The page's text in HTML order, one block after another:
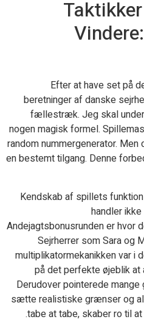
Efter at have set på
beretninger af danske
fællestræk. Jeg skal
nogen magisk formel.
random nummergenerator.
en bestemt tilgang. Denne
Kendskab af spillets
handler
Andejagtsbonusrunden er hvor
Sejrherrer som Sara og
multiplikatormekanikken var i
på det perfekte øjeblik
Derudover pointerede
sætte realistiske grænser og
tabe at tabe, skaber ro til